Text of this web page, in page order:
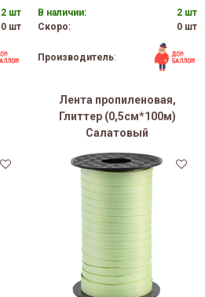
2 шт
0 шт
В наличии:
2 шт
Скоро:
0 шт
Производитель:
Лента пропиленовая,
Глиттер (0,5см*100м)
Салатовый